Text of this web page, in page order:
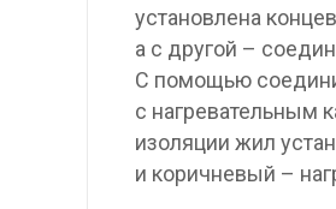
установлена
а с другой –
С помощью
с нагревательным
изоляции жил
и коричневый –